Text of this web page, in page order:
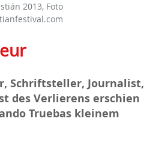
2013, Foto
Schriftsteller, Journalist,
des Verlierens erschien
Truebas kleinem